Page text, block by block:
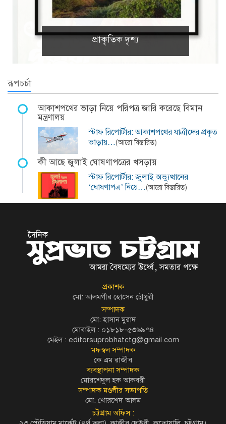
প্রাকৃতিক দৃশ্য
রূপচর্চা
আকাশপথের ভাড়া নিয়ে পরিপত্র জারি করেছে বিমান
মন্ত্রণালয়
স্টাফ রিপোর্টার: আকাশপথের যাত্রীদের প্রকৃত
ভাড়ায়…(আরো বিস্তারিত)
কী আছে জুলাই ঘোষণাপত্রের খসড়ায়
স্টাফ রিপোর্টার: জুলাই অভ্যুত্থানের
‘ঘোষণাপত্র’ নিয়ে…(আরো বিস্তারিত)
প্রকাশক
মো: আলমগীর হোসেন চৌধুরী
সম্পাদক
মো: হাসান মুরাদ
মোবাইল : ০১৮১৮-৫৩৬৯৭৪
মেইল : editorsuprobhatctg@gmail.com
মফস্বল সম্পাদক
কে এম রাজীব
ব্যবস্থাপনা সম্পাদক
মোরশেদুল হক আকবরী
সম্পাদক মণ্ডলীর সভাপতি
মো: খোরশেদ আলম
চট্টগ্রাম অফিস :